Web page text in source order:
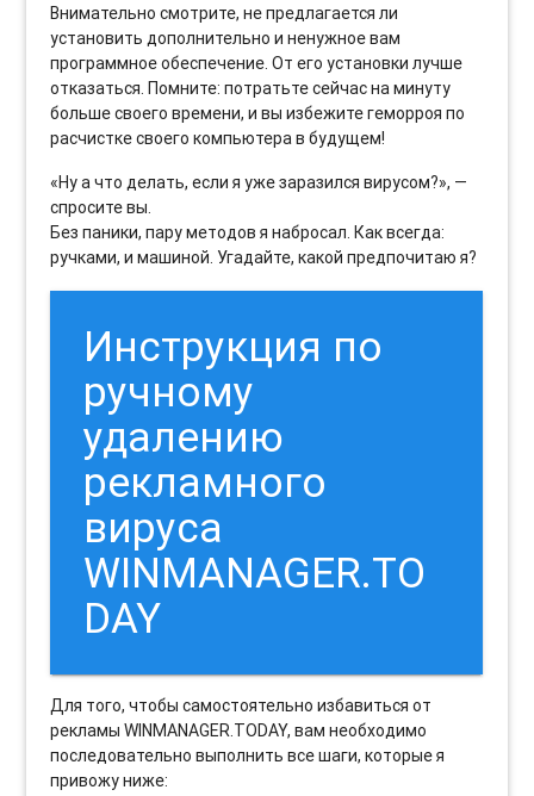
Внимательно смотрите, не предлагается ли
установить дополнительно и ненужное вам
программное обеспечение. От его установки лучше
отказаться. Помните: потратьте сейчас на минуту
больше своего времени, и вы избежите геморроя по
расчистке своего компьютера в будущем!
«Ну а что делать, если я уже заразился вирусом?», —
спросите вы.
Без паники, пару методов я набросал. Как всегда:
ручками, и машиной. Угадайте, какой предпочитаю я?
Инструкция по
ручному
удалению
рекламного
вируса
WINMANAGER.TO
DAY
Для того, чтобы самостоятельно избавиться от
рекламы WINMANAGER.TODAY, вам необходимо
последовательно выполнить все шаги, которые я
привожу ниже: